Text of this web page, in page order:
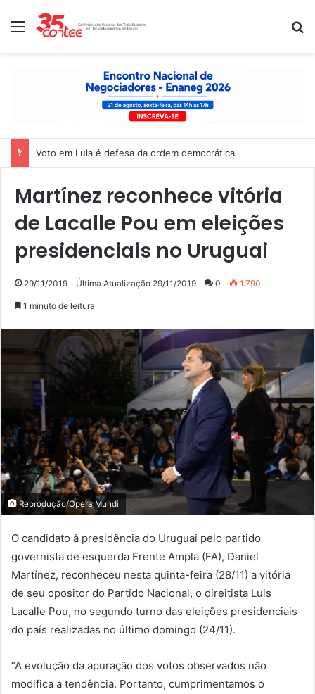
Menu
Voto em Lula é defesa da ordem democrática
Martínez reconhece vitória
de Lacalle Pou em eleições
presidenciais no Uruguai
29/11/2019 Última Atualização 29/11/2019 0 1.790
1 minuto de leitura
Reprodução/Opera Mundi
O candidato à presidência do Uruguai pelo partido
governista de esquerda Frente Ampla (FA), Daniel
Martínez, reconheceu nesta quinta-feira (28/11) a vitória
de seu opositor do Partido Nacional, o direitista Luis
Lacalle Pou, no segundo turno das eleições presidenciais
do país realizadas no último domingo (24/11).
“A evolução da apuração dos votos observados não
modifica a tendência. Portanto, cumprimentamos o